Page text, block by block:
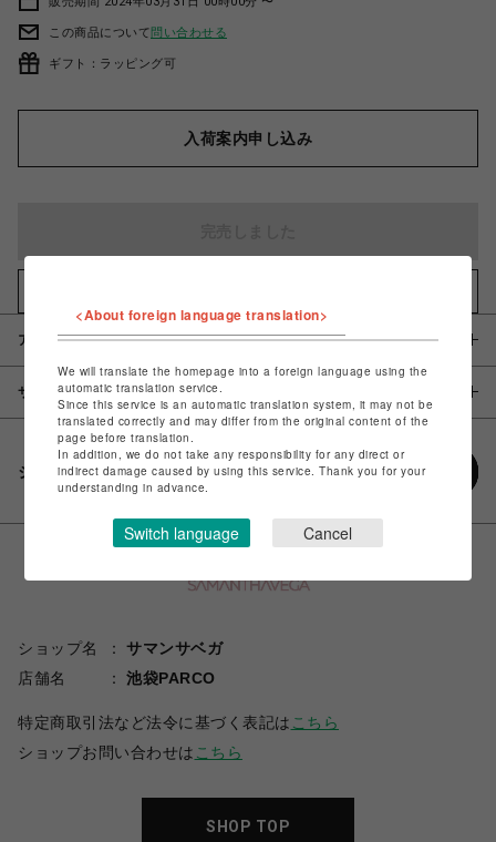
この商品について問い合わせる
ギフト：ラッピング可
入荷案内申し込み
アイテム説明 / 素材
サイズ
シェアする
ショップ名
サマンサベガ
店舗名
池袋PARCO
特定商取引法など法令に基づく表記は こちら
ショップお問い合わせは こちら
SHOP TOP
<About foreign language translation>
We will translate the homepage into a foreign language using the
automatic translation service.
Since this service is an automatic translation system, it may not be
translated correctly and may differ from the original content of the
page before translation.
In addition, we do not take any responsibility for any direct or
indirect damage caused by using this service. Thank you for your
understanding in advance.
Switch language Cancel